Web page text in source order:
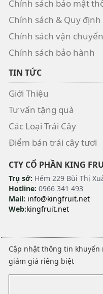
Chính sách bảo mật
Chính sách & Quy
Chính sách vận chuyển
Chính sách bảo hành
TIN TỨC
Giới Thiệu
Tư vấn tặng quà
Các Loại Trái Cây
Điểm bán trái cây tươi
CTY CỔ PHẦN KING
Trụ sở: Hẻm 229 Bùi Thị
Hotline: 0966 341 493
Mail: info@kingfruit.net
Web:kingfruit.net
Cập nhật thông tin
giảm giá riêng biệt